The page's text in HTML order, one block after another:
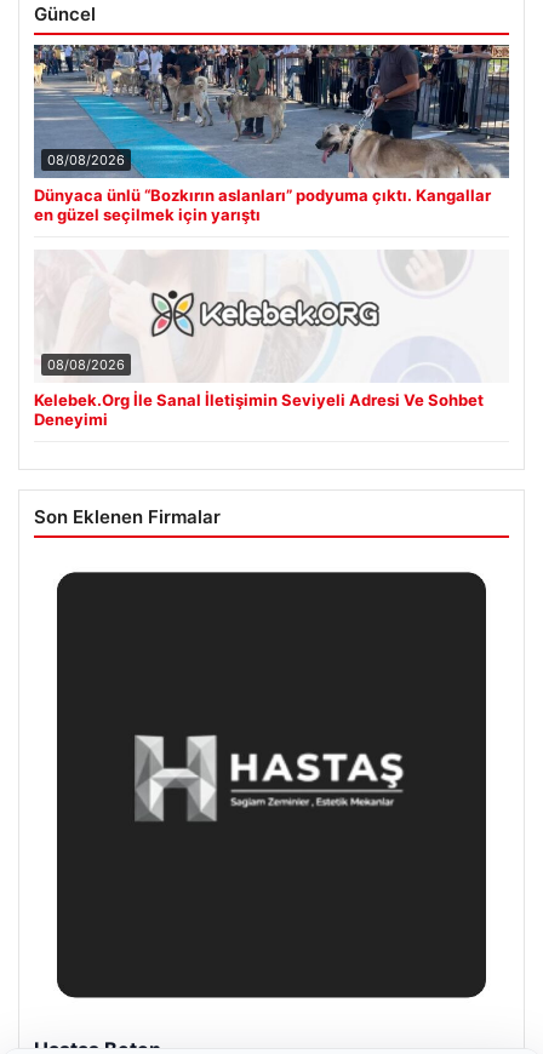
Güncel
08/08/2026
Dünyaca ünlü “Bozkırın aslanları” podyuma çıktı. Kangallar
en güzel seçilmek için yarıştı
08/08/2026
Kelebek.Org İle Sanal İletişimin Seviyeli Adresi Ve Sohbet
Deneyimi
Son Eklenen Firmalar
Hastaş Beton